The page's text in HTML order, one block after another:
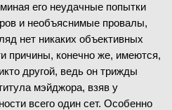
его неудачные попытки
и необъяснимые провалы,
нет никаких объективных
причины, конечно же, имеются,
другой, ведь он трижды
мэйджора, взяв у
всего один сет. Особенно